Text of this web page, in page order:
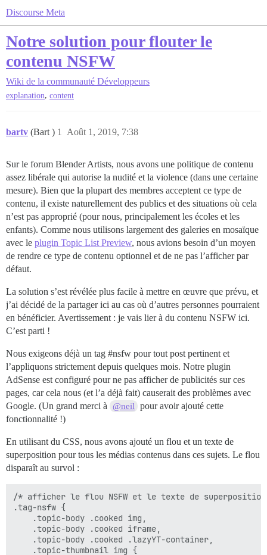
Discourse Meta
Notre solution pour flouter le
contenu NSFW
Wiki de la communauté Développeurs
explanation, content
bartv (Bart ) Août 1, 2019, 7:38
1
Sur le forum Blender Artists, nous avons une politique de contenu
assez libérale qui autorise la nudité et la violence (dans une certaine
mesure). Bien que la plupart des membres acceptent ce type de
contenu, il existe naturellement des publics et des situations où cela
n’est pas approprié (pour nous, principalement les écoles et les
enfants). Comme nous utilisons largement des galeries en mosaïque
avec le plugin Topic List Preview, nous avions besoin d’un moyen
de rendre ce type de contenu optionnel et de ne pas l’afficher par
défaut.
La solution s’est révélée plus facile à mettre en œuvre que prévu, et
j’ai décidé de la partager ici au cas où d’autres personnes pourraient
en bénéficier. Avertissement : je vais lier à du contenu NSFW ici.
C’est parti !
Nous exigeons déjà un tag #nsfw pour tout post pertinent et
l’appliquons strictement depuis quelques mois. Notre plugin
AdSense est configuré pour ne pas afficher de publicités sur ces
pages, car cela nous (et l’a déjà fait) causerait des problèmes avec
Google. (Un grand merci à
@neil pour avoir ajouté cette
fonctionnalité !)
En utilisant du CSS, nous avons ajouté un flou et un texte de
superposition pour tous les médias contenus dans ces sujets. Le flou
disparaît au survol :
/* afficher le flou NSFW et le texte de
.tag-nsfw {